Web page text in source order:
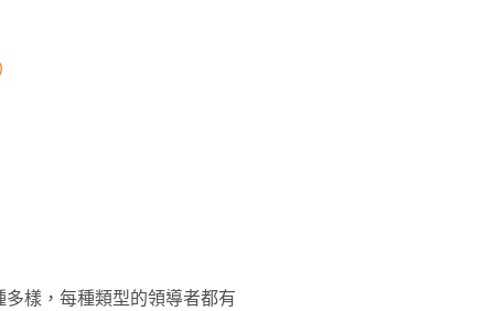
樣，每種類型的領導者都有